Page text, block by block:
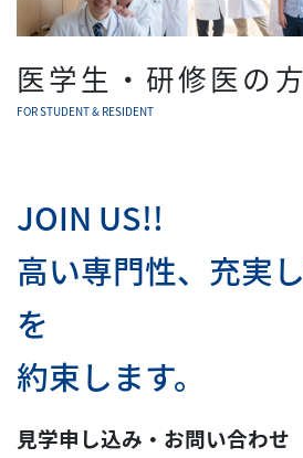
医学生・研修医の
FOR STUDENT & RESIDENT
JOIN US!!
高い専門性、充実
を
約束します。
見学申し込み・お問い合わせ